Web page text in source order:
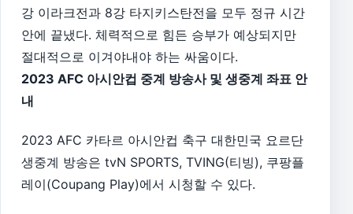
강 이라크전과 8강 타지키스탄전을 모두 정규 시간
안에 끝냈다. 체력적으로 힘든 승부가 예상되지만
절대적으로 이겨야내야 하는 싸움이다.
2023 AFC 아시안컵 중계 방송사 및 생중계 좌표 안
내
2023 AFC 카타르 아시안컵 축구 대한민국 요르단
생중계 방송은 tvN SPORTS, TVING(티빙), 쿠팡플
레이(Coupang Play)에서 시청할 수 있다.